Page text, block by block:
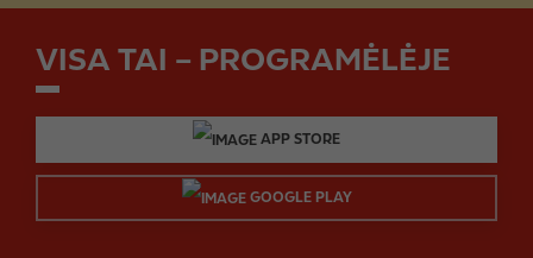
VISA TAI – PROGRAMĖLĖJE
APP STORE
GOOGLE PLAY